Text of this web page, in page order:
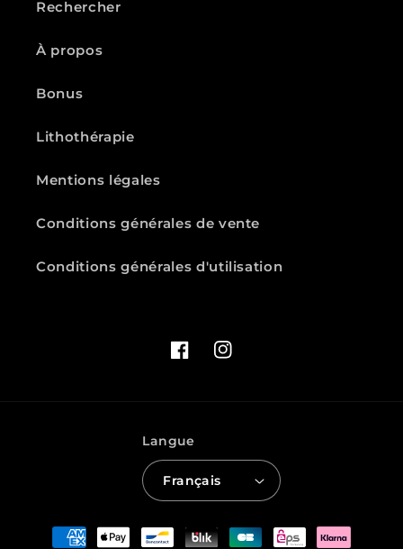
Rechercher
À propos
Bonus
Lithothérapie
Mentions légales
Conditions générales de vente
Conditions générales d'utilisation
FacebookInstagram
Langue
Français
Moyens